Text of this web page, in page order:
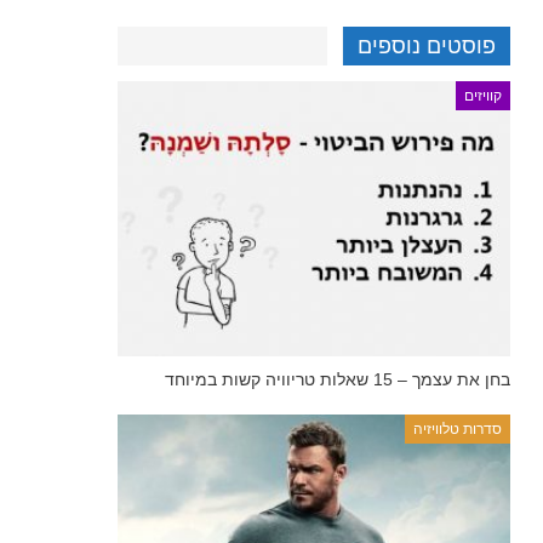
פוסטים נוספים
קוויזים
בחן את עצמך – 15 שאלות טריוויה קשות במיוחד
סדרות טלוויזיה